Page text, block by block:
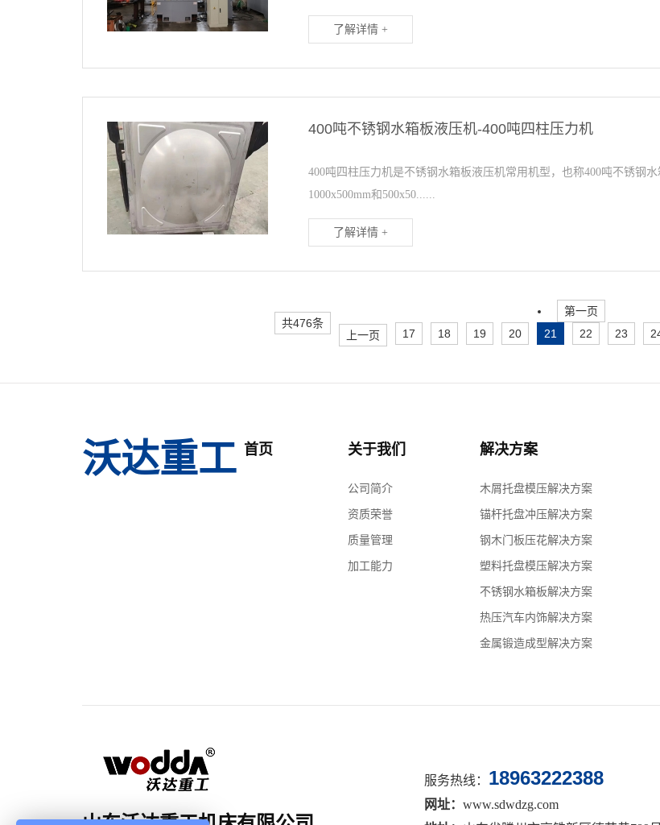
了解详情 +
400吨不锈钢水箱板液压机-400吨四柱压力机
400吨四柱压力机是不锈钢水箱板液压机常用机型，也称400吨不锈钢
1000x500mm和500x50......
了解详情 +
共476条
第一页
上一页
17 18 19 20 21 22 23
沃达重工 首页 关于我们
公司简介
资质荣誉
质量管理
加工能力
解决方案
木屑托盘模压解决方案
锚杆托盘冲压解决方案
钢木门板压花解决方案
塑料托盘模压解决方案
不锈钢水箱板解决方案
热压汽车内饰解决方案
金属锻造成型解决方案
服务热线： 18963222388
网址： www.sdwdzg.com